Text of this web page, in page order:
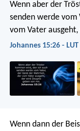
Wenn aber der
senden werde vom
vom Vater
Johannes 15:26 - LUT
Wenn dann der